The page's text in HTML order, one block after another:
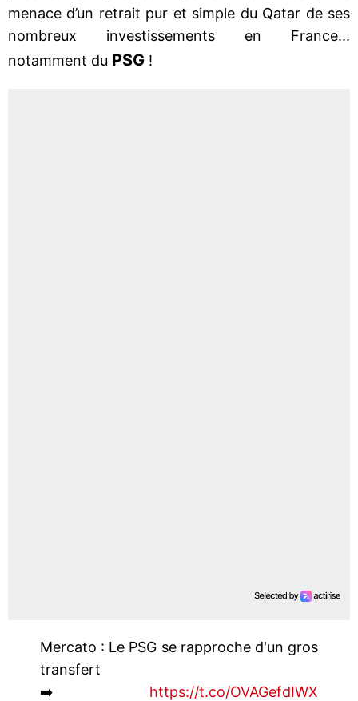
menace d’un retrait pur et simple du Qatar de ses
nombreux investissements en France...
notamment du PSG !
Mercato : Le PSG se rapproche d'un gros
transfert
➡️ https://t.co/OVAGefdIWX